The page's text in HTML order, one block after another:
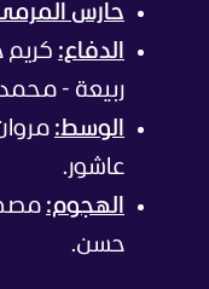
حارس
الدفاع: كريم
ربيعة -
الوسط:
عاشور.
الهجوم:
حسن.